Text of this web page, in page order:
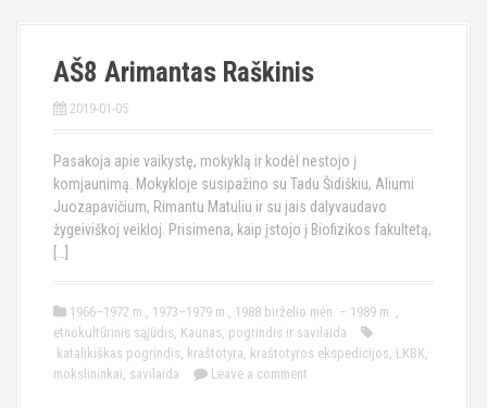
AŠ8 Arimantas Raškinis
2019-01-05
Pasakoja apie vaikystę, mokyklą ir kodėl nestojo į
komjaunimą. Mokykloje susipažino su Tadu Šidiškiu, Aliumi
Juozapavičium, Rimantu Matuliu ir su jais dalyvaudavo
žygeiviškoj veikloj. Prisimena, kaip įstojo į Biofizikos fakultetą,
1966–1972 m., 1973–1979 m., 1988 birželio mėn. – 1989 m. ,
etnokultūrinis sąjūdis, Kaunas, pogrindis ir savilaida
katalikiškas pogrindis, kraštotyra, kraštotyros ekspedicijos, LKBK,
mokslininkai, savilaida Leave a comment